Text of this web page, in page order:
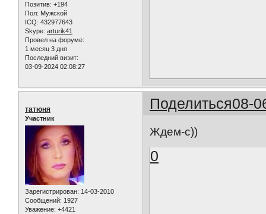
Позитив: +194
Пол: Мужской
ICQ: 432977643
Skype: arturik41
Провел на форуме:
1 месяц 3 дня
Последний визит:
03-09-2024 02:08:27
Поделиться08-
татюня
Участник
Зарегистрирован: 14-03-2010
Сообщений: 1927
Уважение: +4421
Ждем-с))
0